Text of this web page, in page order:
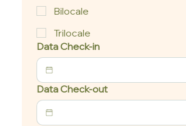
Bilocale
Trilocale
Data Check-in
Data Check-out